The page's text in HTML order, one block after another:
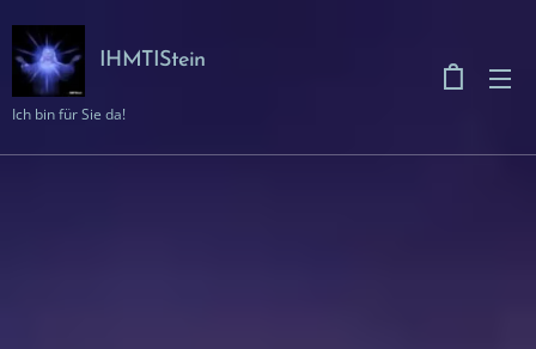
IHMTIStein
Ich bin für Sie da!